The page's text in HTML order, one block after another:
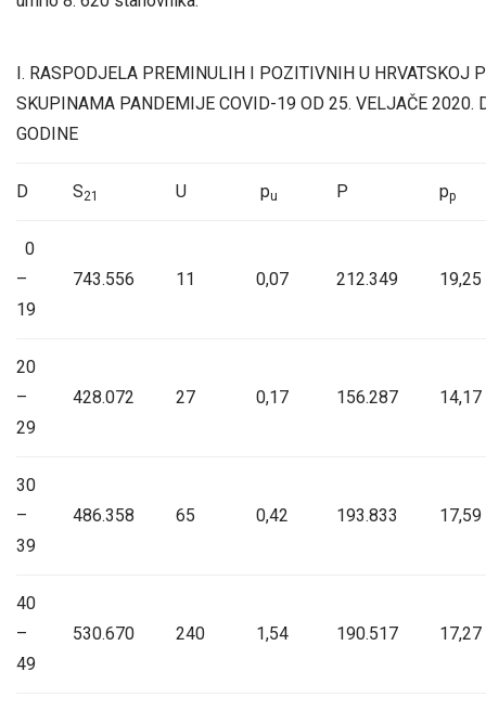
I. RASPODJELA PREMINULIH I POZITIVNIH U HRVATSKOJ
SKUPINAMA PANDEMIJE COVID-19 OD 25. VELJAČE 2020.
GODINE
D S21 U pu P pp
0
–
19
743.556 11 0,07 212.349 19,25
20
–
29
428.072 27 0,17 156.287 14,17
30
–
39
486.358 65 0,42 193.833 17,59
40
–
49
530.670 240 1,54 190.517 17,27